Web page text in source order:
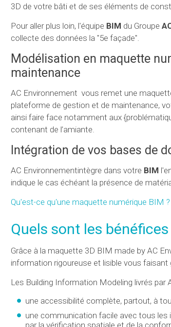
3D de votre bâti et de ses éléments de
Pour aller plus loin, l'équipe BIM du Groupe
collecte des données la "5e façade".
Modélisation en maquette
maintenance
AC Environnement vous remet une
plateforme de gestion et de maintenance,
ainsi faire face notamment aux
contenant de l’amiante.
Intégration de vos bases de
AC Environnementintègre dans votre BIM
indique le cas échéant la présence de
Qu'est-ce qu'une maquette numérique BIM ?
Quels sont les
Grâce à la maquette 3D BIM made by AC
information rigoureuse et lisible vous
Les Building Information Modeling livrés par
une accessibilité complète, partout, à
une communication facile avec tous
par la vérification spatiale et de la